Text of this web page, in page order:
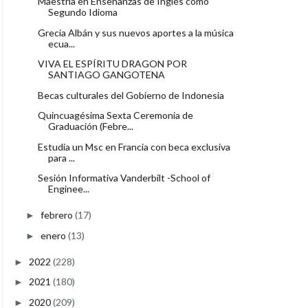
Segundo Idioma
Grecia Albán y sus nuevos aportes a la música
ecua...
VIVA EL ESPÍRITU DRAGON POR
SANTIAGO GANGOTENA
Becas culturales del Gobierno de Indonesia
Quincuagésima Sexta Ceremonia de
Graduación (Febre...
Estudia un Msc en Francia con beca exclusiva
para ...
Sesión Informativa Vanderbilt -School of
Enginee...
► febrero (17)
► enero (13)
► 2022 (228)
► 2021 (180)
► 2020(209)